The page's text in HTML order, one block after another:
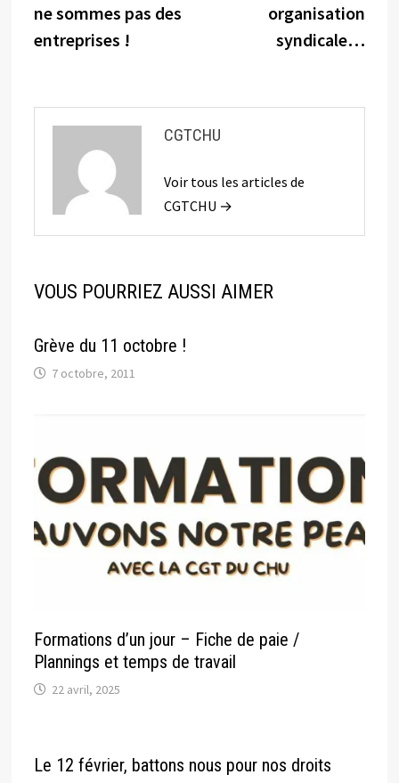
ne sommes pas des
entreprises !
organisation
syndicale…
CGTCHU
Voir tous les articles de
CGTCHU →
VOUS POURRIEZ AUSSI AIMER
Grève du 11 octobre !
7 octobre, 2011
Formations d’un jour – Fiche de paie /
Plannings et temps de travail
22 avril, 2025
Le 12 février, battons nous pour nos droits